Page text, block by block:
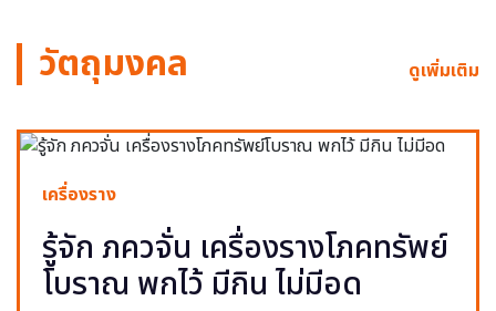
วัตถุมงคล ดูเพิ่มเติม
เครื่องราง
รู้จัก ภควจั่น เครื่องรางโภคทรัพย์
โบราณ พกไว้ มีกิน ไม่มีอด